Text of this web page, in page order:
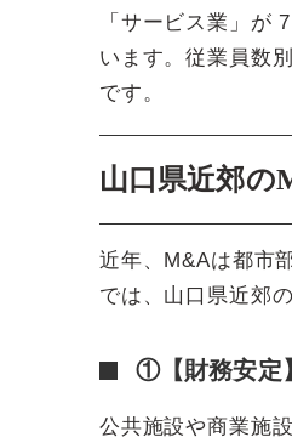
「サービス業」が
います。従業員数
です。
山口県近郊の
近年、M&Aは都市
では、山口県近郊
①【財務安定
公共施設や商業施